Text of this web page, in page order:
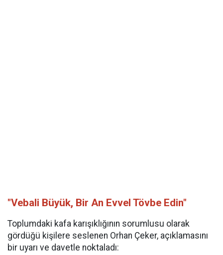
"Vebali Büyük, Bir An Evvel Tövbe Edin"
Toplumdaki kafa karışıklığının sorumlusu olarak
gördüğü kişilere seslenen Orhan Çeker, açıklamasını
bir uyarı ve davetle noktaladı: